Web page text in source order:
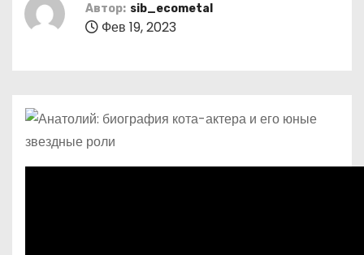
Автор: sib_ecometal
Фев 19, 2023